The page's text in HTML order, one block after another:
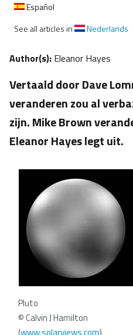
Español
See all articles in
Nederlands
Author(s): Eleanor Hayes
Vertaald door Dave
veranderen zou al
zijn. Mike Brown
Eleanor Hayes legt uit.
Pluto
© Calvin J Hamilton